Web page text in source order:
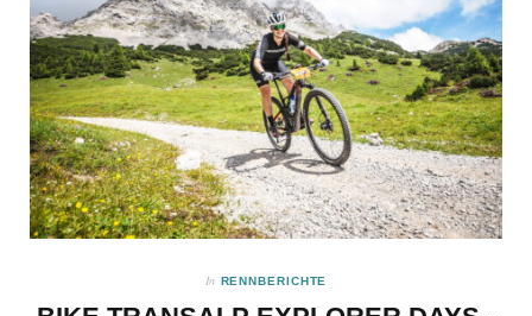
In RENNBERICHTE